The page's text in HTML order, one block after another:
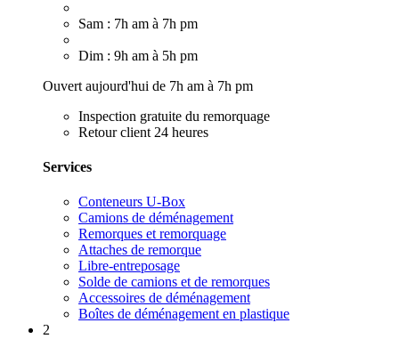
Sam : 7h am à 7h pm
Dim : 9h am à 5h pm
Ouvert aujourd'hui de 7h am à 7h pm
Inspection gratuite du remorquage
Retour client 24 heures
Services
Conteneurs U-Box
Camions de déménagement
Remorques et remorquage
Attaches de remorque
Libre-entreposage
Solde de camions et de remorques
Accessoires de déménagement
Boîtes de déménagement en plastique
2